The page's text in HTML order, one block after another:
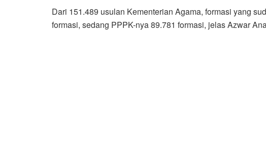
Dari 151.489 usulan Kementerian Agama, formasi yang
formasi, sedang PPPK-nya 89.781 formasi, jelas Azwar